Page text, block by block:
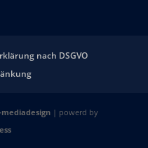
nach DSGVO
| powerd by